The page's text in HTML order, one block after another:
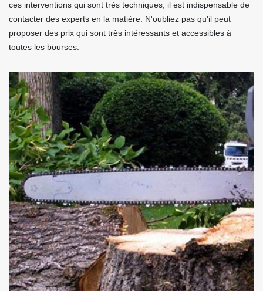
ces interventions qui sont très techniques, il est indispensable de
contacter des experts en la matière. N'oubliez pas qu'il peut
proposer des prix qui sont très intéressants et accessibles à
toutes les bourses.